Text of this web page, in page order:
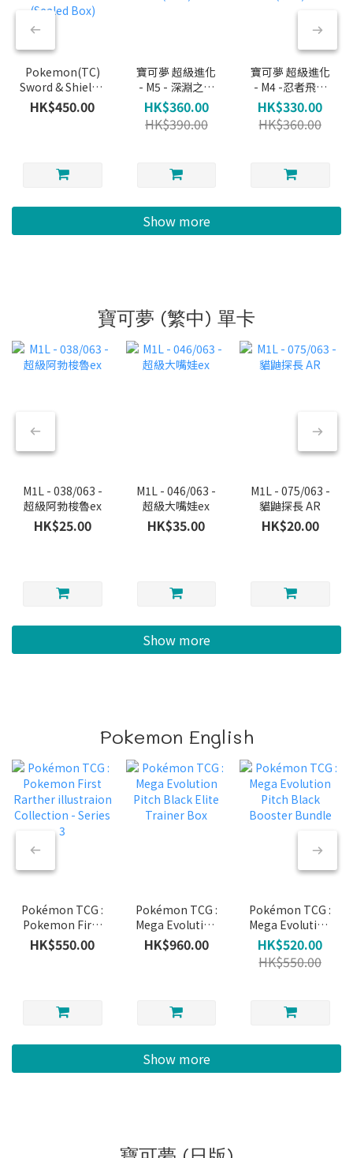
Pokemon(TC)
Sword & Shield -
SET B (Sealed
Box)
HK$450.00
寶可夢 超級進化
- M5 - 深淵之瞳
原盒 (繁中)
HK$360.00
HK$390.00
寶可夢 超級進化
- M4 -忍者飛旋
原盒 (繁中)
HK$330.00
HK$360.00
Show more
寶可夢 (繁中) 單卡
M1L - 038/063 -
超級阿勃梭魯ex
HK$25.00
M1L - 046/063 -
超級大嘴娃ex
HK$35.00
M1L - 075/063 -
貓鼬探長 AR
HK$20.00
Show more
Pokemon English
Pokémon TCG :
Pokemon First
Rarther
illustraion
HK$550.00
Pokémon TCG :
Mega Evolution
Pitch Black
Elite Trainer
HK$960.00
Pokémon TCG :
Mega Evolution
Pitch Black
Booster Bundle
HK$520.00
HK$550.00
Show more